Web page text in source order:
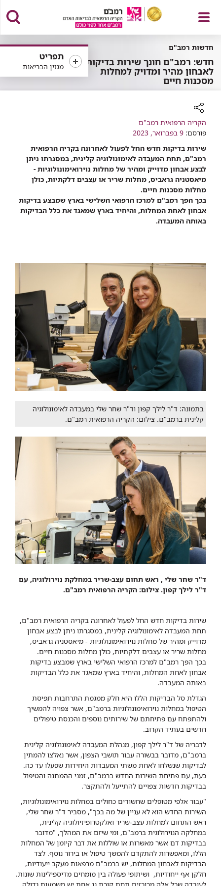
פתח
תפריט
תפריט
מגזין הבריאות
חדשות רמב"ם
חדש: רמב"ם חונך שירות בדיקות
לאבחון מהיר ומדויק למחלות
מסכנות חיים
רכיב
שיתוף
הקריה הרפואית רמב"ם
פורסם: 9 בפברואר, 2023
שירות בדיקות חדש החל לפעול לאחרונה בקריה הרפואית
רמב"ם, תחת המעבדה לאימונולוגיה קלינית, במסגרתו ניתן
לבצע אבחון מדוייק ומהיר של מחלות נוירואימונולוגיות -
מיאסטניה גראביס, מחלות שריר או עצבים דלקתיות, כולן
מחלות מסכנות חיים.
בכך הפך רמב"ם למרכז הרפואי השלישי בארץ שמבצע בדיקות
אבחון לאחת המחלות, והיחיד בארץ שמאגד את כלל הבדיקות
באותה המעבדה.
בתמונה: ד"ר לילך קפון וד"ר שחר שלי במעבדה לאימונולוגיה
קלינית ברמב"ם. צילום: הקריה הרפואית רמב"ם.
ד"ר שחר שלי , ראש תחום עצב-שריר במחלקת נוירולוגיה, עם
ד"ר לילך קפון. צילום: הקריה הרפואית רמב"ם.
שירות בדיקות חדש החל לפעול לאחרונה בקריה הרפואית רמב"ם,
תחת המעבדה לאימונולוגיה קלינית, במסגרתו ניתן לבצע אבחון
מדוייק ומהיר של מחלות נוירואימונולוגיות - מיאסטניה גראביס,
מחלות שריר או עצבים דלקתיות, כולן מחלות מסכנות חיים.
בכך הפך רמב"ם למרכז הרפואי השלישי בארץ שמבצע בדיקות
אבחון לאחת המחלות, והיחיד בארץ שמאגד את כלל הבדיקות
באותה המעבדה.
הגדלת סל הבדיקות הללו היא חלק ממגמת התרחבות תפיסת
הטיפול במחלות נוירואימונולוגיות ברמב"ם, אשר צפויה להמשיך
ולהתפתח עם פתיחתם של שירותים נוספים והכנסת טיפולים
חדשים בעתיד הקרוב.
לדבריה של ד"ר לילך קפון, מנהלת המעבדה לאימונולוגיה קלינית
ברמב"ם, מדובר בבשורה עבור תושבי הצפון, אשר נאלצו להמתין
לבדיקות שנשלחו לאחת משתי המעבדות היחידות שפעלו עד כה.
כעת, עם פתיחת השירות החדש ברמב"ם, זמני ההמתנה והטיפול
בבדיקות חדשות צפויים להתייעל ולהתקצר.
"עבור אלפי מטופלים שחשודים כחולים במחלות נוירואימונולוגיות,
השירות החדש הוא לא עניין של מה בכך", מסביר ד"ר שחר שלי,
ראש התחום למחלות עצב-שריר ואלקטרופיזיולוגיה קלינית,
במחלקה הנוירולוגית ברמב"ם, ומי שיזם את המהלך, "מדובר
בבדיקות דם אשר מאשרות או שוללות את דבר קיומן של המחלות
הללו, ומאפשרות להתקדם להמשך טיפול או בירור נוסף. לצד
הבדיקות לאבחון המחלות, יש ברמב"ם מרפאות מעקב ייעודיות,
חלקן אף ייחודיות, ושיתופי פעולה בין מומחים מדיספילינות שונות.